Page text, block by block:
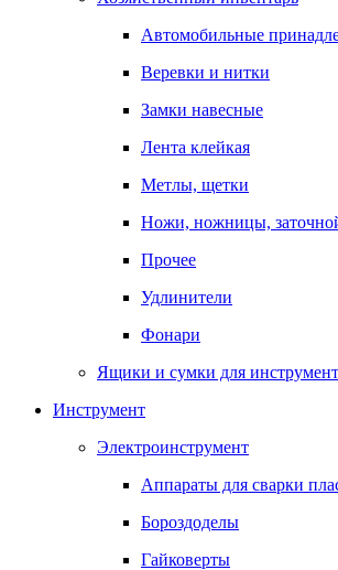
Автомобильные
Веревки и нитки
Замки навесные
Лента клейкая
Метлы, щетки
Ножи, ножницы,
Прочее
Удлинители
Фонари
Ящики и сумки для
Инструмент
Электроинструмент
Аппараты для сварки
Бороздоделы
Гайковерты